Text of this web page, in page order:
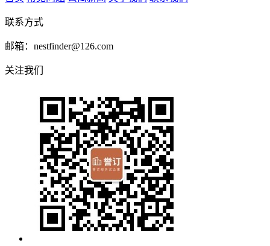
联系方式
邮箱：nestfinder@126.com
关注我们